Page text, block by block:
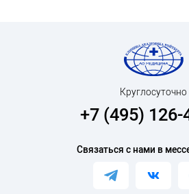
Круглосуточно
+7 (495) 126-
Связаться с нами в